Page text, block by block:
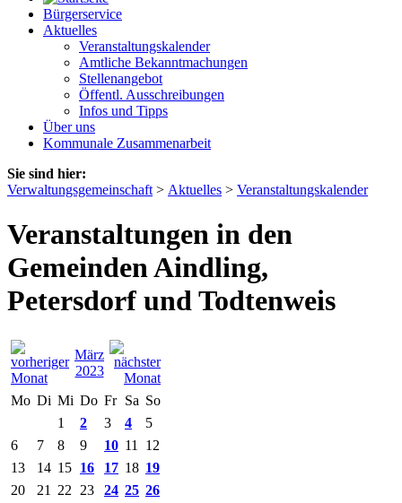
Bürgerservice
Aktuelles
Veranstaltungskalender
Amtliche Bekanntmachungen
Stellenangebot
Öffentl. Ausschreibungen
Infos und Tipps
Über uns
Kommunale Zusammenarbeit
Sie sind hier:
Verwaltungsgemeinschaft > Aktuelles > Veranstaltungskalender
Veranstaltungen in den
Gemeinden Aindling,
Petersdorf und Todtenweis
März
2023
Mo Di Mi Do Fr Sa So
1
2 3 4
5
6
7 8 9 10 11
12
13
14 15 16 17 18 19
20
21 22 23 24 25 26